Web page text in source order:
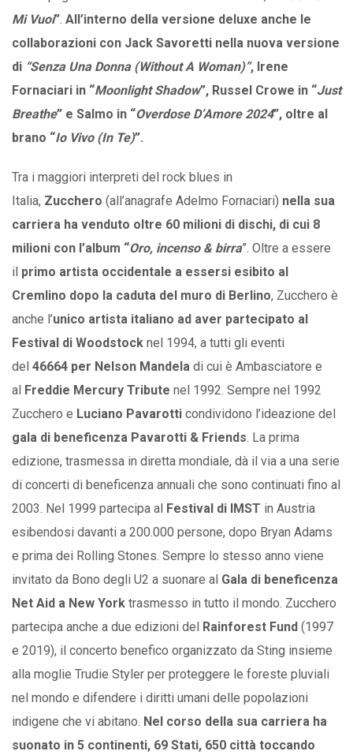
Mi Vuoi”. All’interno della versione deluxe anche le
collaborazioni con Jack Savoretti nella nuova versione
di “Senza Una Donna (Without A Woman)”, Irene
Fornaciari in “Moonlight Shadow”, Russel Crowe in “Just
Breathe” e Salmo in “Overdose D’Amore 2024”, oltre al
brano “Io Vivo (In Te)”.
Tra i maggiori interpreti del rock blues in
Italia, Zucchero (all’anagrafe Adelmo Fornaciari) nella sua
carriera ha venduto oltre 60 milioni di dischi, di cui 8
milioni con l’album “Oro, incenso & birra”. Oltre a essere
il primo artista occidentale a essersi esibito al
Cremlino dopo la caduta del muro di Berlino, Zucchero è
anche l’unico artista italiano ad aver partecipato al
Festival di Woodstock nel 1994, a tutti gli eventi
del 46664 per Nelson Mandela di cui è Ambasciatore e
al Freddie Mercury Tribute nel 1992. Sempre nel 1992
Zucchero e Luciano Pavarotti condividono l’ideazione del
gala di beneficenza Pavarotti & Friends. La prima
edizione, trasmessa in diretta mondiale, dà il via a una serie
di concerti di beneficenza annuali che sono continuati fino al
2003. Nel 1999 partecipa al Festival di IMST in Austria
esibendosi davanti a 200.000 persone, dopo Bryan Adams
e prima dei Rolling Stones. Sempre lo stesso anno viene
invitato da Bono degli U2 a suonare al Gala di beneficenza
Net Aid a New York trasmesso in tutto il mondo. Zucchero
partecipa anche a due edizioni del Rainforest Fund (1997
e 2019), il concerto benefico organizzato da Sting insieme
alla moglie Trudie Styler per proteggere le foreste pluviali
nel mondo e difendere i diritti umani delle popolazioni
indigene che vi abitano. Nel corso della sua carriera ha
suonato in 5 continenti, 69 Stati, 650 città toccando